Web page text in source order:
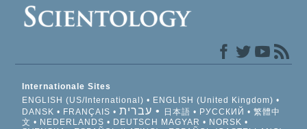
Internationale Sites
ENGLISH (US/International)
ENGLISH (United Kingdom)
DANSK
FRANÇAIS עברית 日本語 РУССКИЙ
繁體中
文
NEDERLANDS DEUTSCH MAGYAR
NORSK